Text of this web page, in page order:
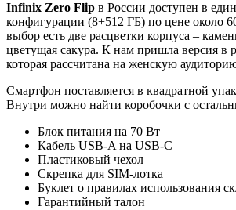
Infinix Zero Flip в России доступен в
конфигурации (8+512 ГБ) по цене около
выбор есть две расцветки корпуса –
цветущая сакура. К нам пришла версия в
которая рассчитана на женскую
Смартфон поставляется в квадратной
Внутри можно найти коробочки с
Блок питания на 70 Вт
Кабель USB-A на USB-C
Пластиковый чехол
Скрепка для SIM-лотка
Буклет о правилах использования
Гарантийный талон